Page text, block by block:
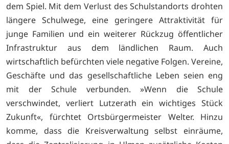
dem Spiel. Mit dem Verlust des Schulstandorts drohten
längere Schulwege, eine geringere Attraktivität für
junge Familien und ein weiterer Rückzug öffentlicher
Infrastruktur aus dem ländlichen Raum. Auch
wirtschaftlich befürchten viele negative Folgen. Vereine,
Geschäfte und das gesellschaftliche Leben seien eng
mit der Schule verbunden. »Wenn die Schule
verschwindet, verliert Lutzerath ein wichtiges Stück
Zukunft«, fürchtet Ortsbürgermeister Welter. Hinzu
komme, dass die Kreisverwaltung selbst einräume,